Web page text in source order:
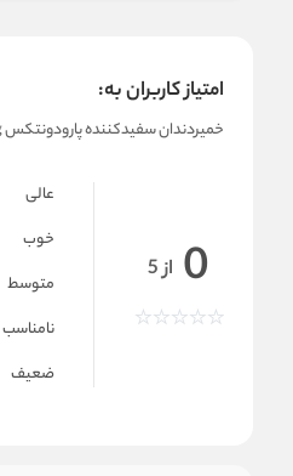
امتیاز کاربران به:
خمیردندان سفیدکننده پارودونتکس Parodontax Whitening حجم 75 میل
0 از 5
عالی
خوب
متوسط
نامناسب
ضعیف